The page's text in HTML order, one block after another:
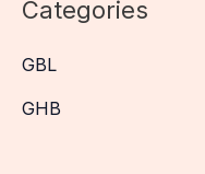
Categories
GBL
GHB